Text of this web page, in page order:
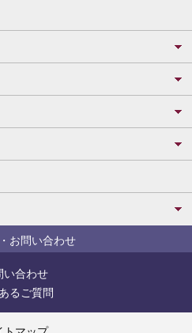
お問い合わせ
い合わせ
るご質問